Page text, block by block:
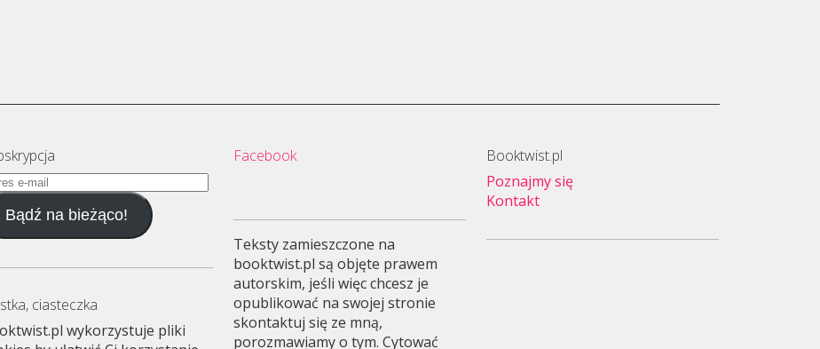
Bądź na bieżąco!
ciasteczka
wykorzystuje pliki
Facebook
Teksty zamieszczone na
booktwist.pl są objęte prawem
autorskim, jeśli więc chcesz je
opublikować na swojej stronie
skontaktuj się ze mną,
porozmawiamy o tym. Cytować
Booktwist.pl
Poznajmy się
Kontakt